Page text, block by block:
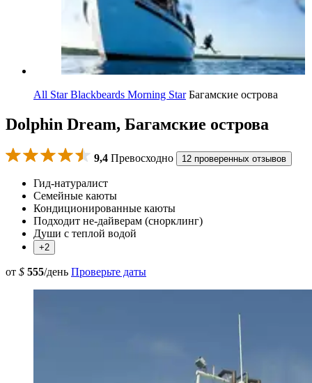
All Star Blackbeards Morning Star Багамские острова
Dolphin Dream, Багамские острова
9,4 Превосходно 12 проверенных отзывов
Гид-натуралист
Семейные каюты
Кондиционированные каюты
Подходит не-дайверам (снорклинг)
Души с теплой водой
+2
от $ 555/день Проверьте даты